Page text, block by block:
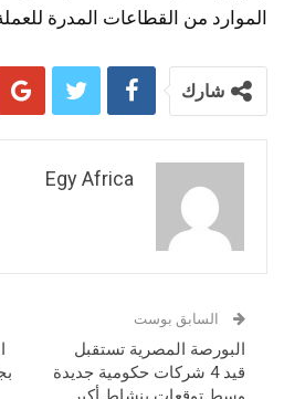
الموارد من القطاعات المدرة
شارك
Egy Africa
السابق بوست
البورصة المصرية تستقبل
قيد 4 شركات حكومية جديدة